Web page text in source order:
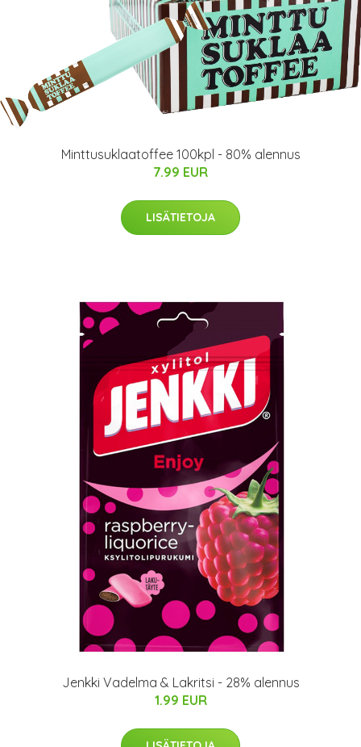
Minttusuklaatoffee 100kpl - 80% alennus
7.99 EUR
LISÄTIETOJA
Jenkki Vadelma & Lakritsi - 28% alennus
1.99 EUR